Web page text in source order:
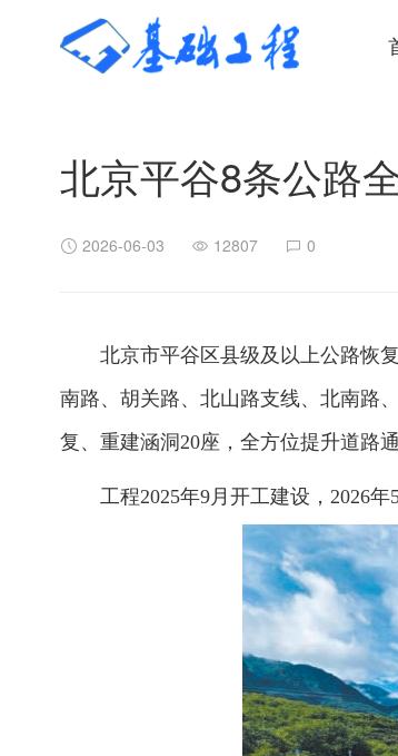
北京平谷8条公路
2026-06-03 12807 0
北京市平谷区县级及以上公路恢
南路、胡关路、北山路支线、北南路
复、重建涵洞20座，全方位提升道路
工程2025年9月开工建设，2026年